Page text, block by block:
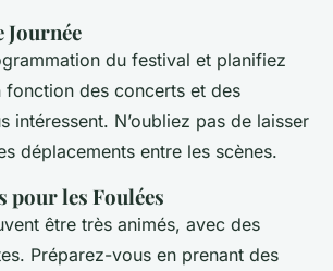
Journée
du festival et planifiez
fonction des concerts et des
intéressent. N’oubliez pas de laisser
déplacements entre les scènes.
pour les Foulées
être très animés, avec des
Préparez-vous en prenant des